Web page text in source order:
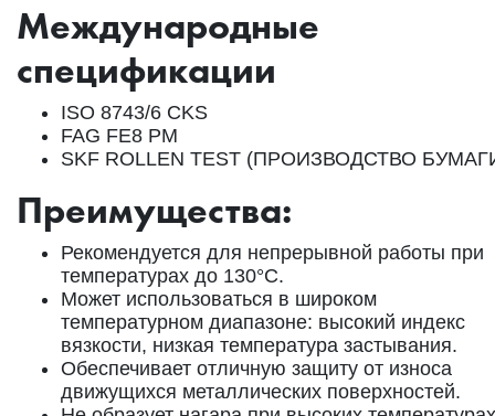
Международные
спецификации
ISO 8743/6 CKS
FAG FE8 PM
SKF ROLLEN TEST (ПРОИЗВОДСТВО
Преимущества:
Рекомендуется для непрерывной работы при
температурах до 130°C.
Может использоваться в широком
температурном диапазоне: высокий индекс
вязкости, низкая температура застывания.
Обеспечивает отличную защиту от износа
движущихся металлических поверхностей.